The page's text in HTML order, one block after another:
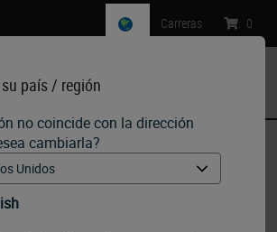
país / región
no coincide con la dirección
cambiarla?
Carreras : 0
Detection Systems
Systems (Ready-to-Use)